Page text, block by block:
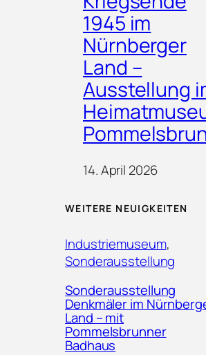
1945 im
Nürnberger
Land –
Ausstellung
14. April 2026
WEITERE NEUIGKEITEN
Industriemuseum
Sonderausstellung
Sonderausstellung
Denkmäler im
Land – mit
Pommelsbrunner
Badhaus